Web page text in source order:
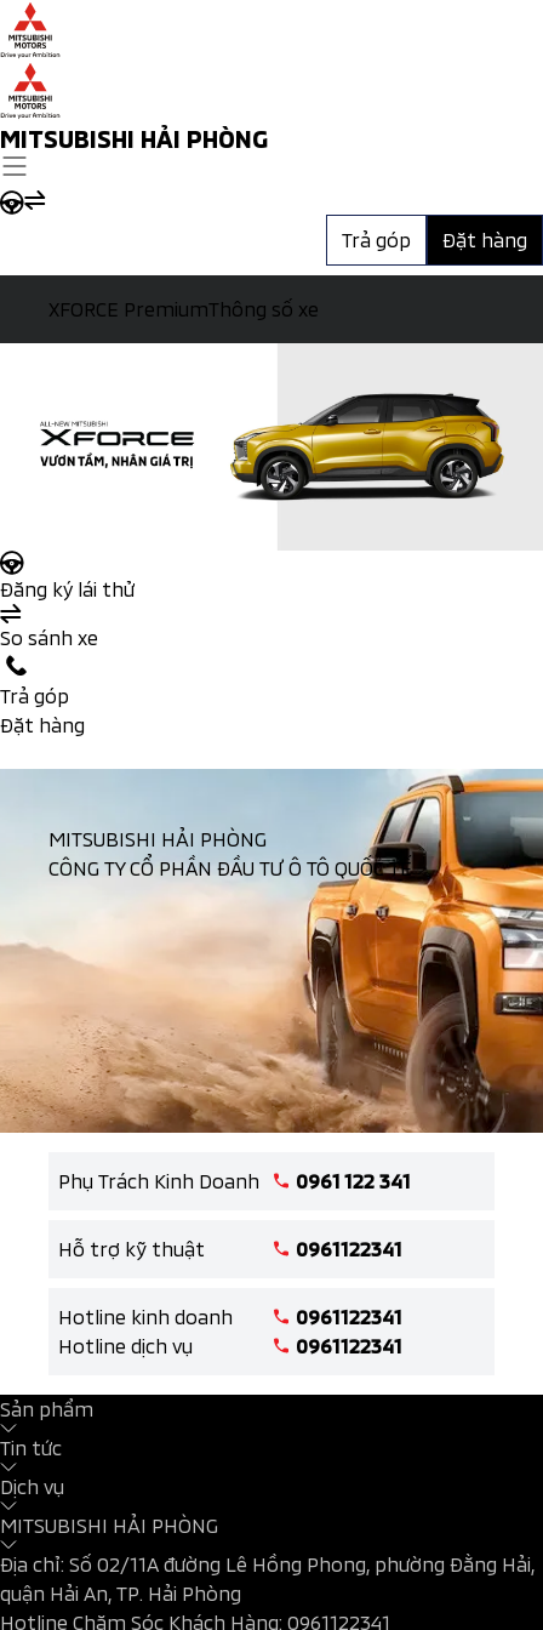
MITSUBISHI HẢI PHÒNG
Trả góp Đặt hàng
XFORCE PremiumThông số xe
Đăng ký lái thử
So sánh xe
Trả góp
Đặt hàng
MITSUBISHI HẢI PHÒNG
CÔNG TY CỔ PHẦN ĐẦU TƯ Ô TÔ QUỐC TẾ
Phụ Trách Kinh Doanh 0961 122 341
Hỗ trợ kỹ thuật 0961122341
Hotline kinh doanh
Hotline dịch vụ
0961122341
0961122341
Sản phẩm
Tin tức
Dịch vụ
MITSUBISHI HẢI PHÒNG
Địa chỉ: Số 02/11A đường Lê Hồng Phong, phường Đằng Hải,
quận Hải An, TP. Hải Phòng
Hotline Chăm Sóc Khách Hàng: 0961122341